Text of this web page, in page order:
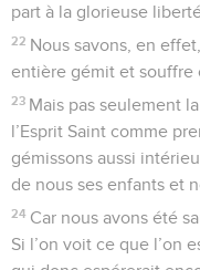
part à la glorieuse
22 Nous savons, en
entière gémit et souffre
23 Mais pas seulement
l’Esprit Saint comme
gémissons aussi
de nous ses enfants et
24 Car nous avons été
Si l’on voit ce que l’on